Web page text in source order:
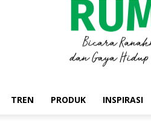
TREN PRODUK INSPIRASI